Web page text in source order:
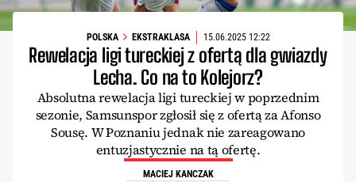
POLSKA EKSTRAKLASA 15.06.2025 12:22
Rewelacja ligi tureckiej z ofertą dla gwiazdy
Lecha. Co na to Kolejorz?
Absolutna rewelacja ligi tureckiej w poprzednim
sezonie, Samsunspor zgłosił się z ofertą za Afonso
Sousę. W Poznaniu jednak nie zareagowano
entuzjastycznie na tą ofertę.
MACIEJ KANCZAK